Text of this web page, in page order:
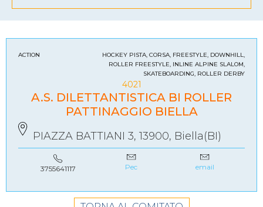
ACTION
HOCKEY PISTA, CORSA, FREESTYLE, DOWNHILL,
ROLLER FREESTYLE, INLINE ALPINE SLALOM,
SKATEBOARDING, ROLLER DERBY
4021
A.S. DILETTANTISTICA BI ROLLER
PATTINAGGIO BIELLA
PIAZZA BATTIANI 3, 13900, Biella(BI)
3755641117 Pec email